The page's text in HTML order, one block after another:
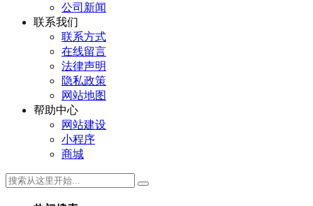
公司新闻
联系我们
联系方式
在线留言
法律声明
隐私政策
网站地图
帮助中心
网站建设
小程序
商城